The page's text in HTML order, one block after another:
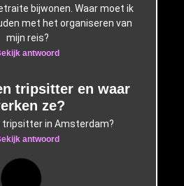
bijwonen. Waar moet ik
met het organiseren van
mijn reis?
antwoord
tripsitter en waar
ze?
tripsitter in Amsterdam?
antwoord